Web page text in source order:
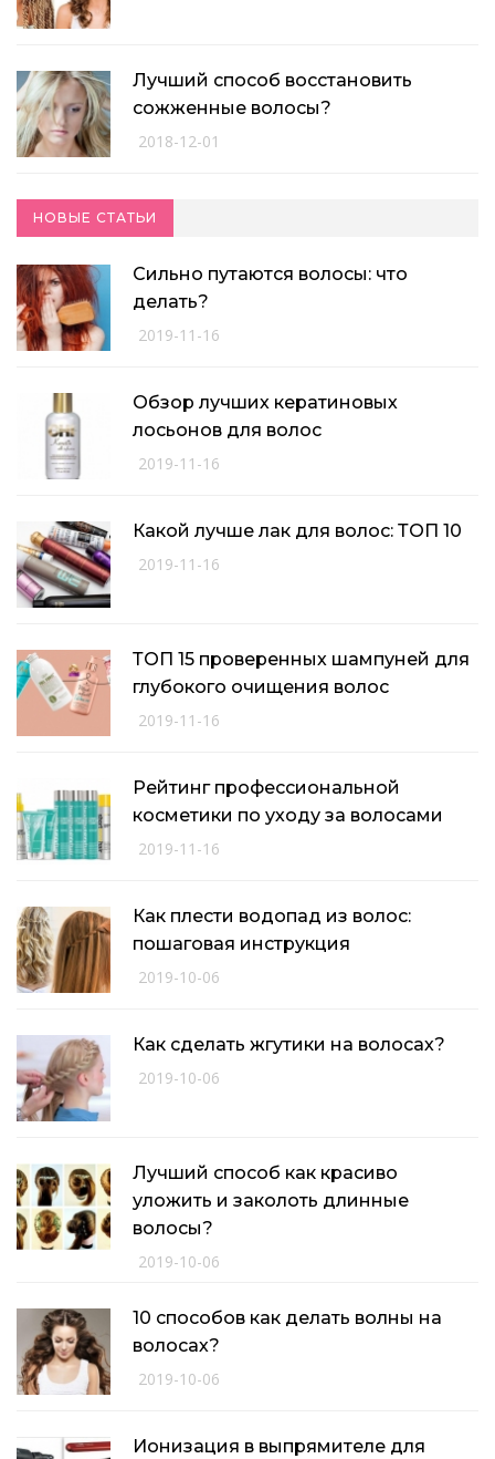
Лучший способ восстановить
сожженные волосы?
2018-12-01
НОВЫЕ СТАТЬИ
Сильно путаются волосы: что
делать?
2019-11-16
Обзор лучших кератиновых
лосьонов для волос
2019-11-16
Какой лучше лак для волос: ТОП 10
2019-11-16
ТОП 15 проверенных шампуней для
глубокого очищения волос
2019-11-16
Рейтинг профессиональной
косметики по уходу за волосами
2019-11-16
Как плести водопад из волос:
пошаговая инструкция
2019-10-06
Как сделать жгутики на волосах?
2019-10-06
Лучший способ как красиво
уложить и заколоть длинные
волосы?
2019-10-06
10 способов как делать волны на
волосах?
2019-10-06
Ионизация в выпрямителе для